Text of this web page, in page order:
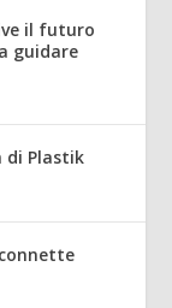
il futuro
guidare
di Plastik